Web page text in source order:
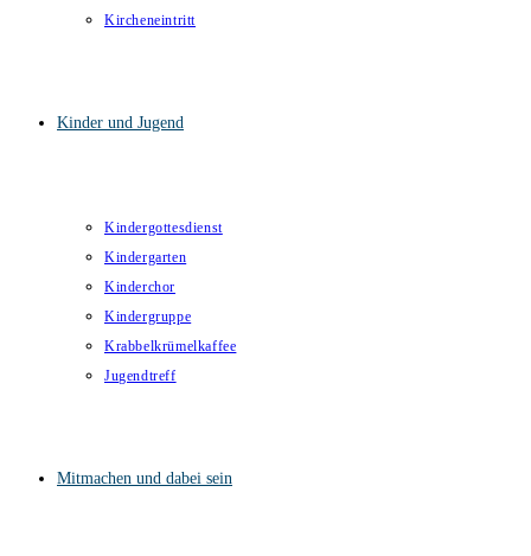
Kircheneintritt
Kinder und Jugend
Kindergottesdienst
Kindergarten
Kinderchor
Kindergruppe
Krabbelkrümelkaffee
Jugendtreff
Mitmachen und dabei sein